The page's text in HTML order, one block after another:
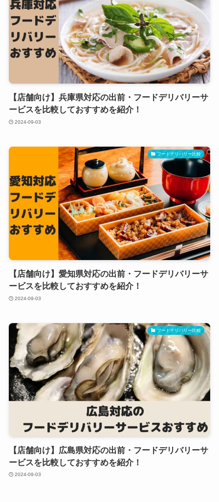
【店舗向け】兵庫県対応の出前・フードデリバリーサ
ービスを比較しておすすめを紹介！
2024-09-03
フードデリバリー比較
【店舗向け】愛知県対応の出前・フードデリバリーサ
ービスを比較しておすすめを紹介！
2024-09-03
フードデリバリー比較
【店舗向け】広島県対応の出前・フードデリバリーサ
ービスを比較しておすすめを紹介！
2024-09-03